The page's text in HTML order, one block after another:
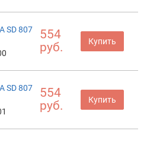
SD 807
554
руб.
Купить
SD 807
554
руб.
Купить